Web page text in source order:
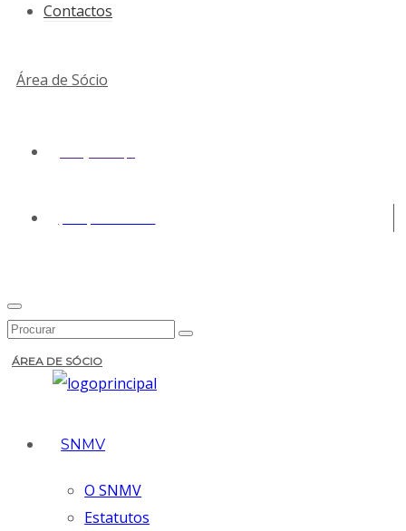
Contactos
Área de Sócio
ÁREA DE SÓCIO
SNMV
O SNMV
Estatutos